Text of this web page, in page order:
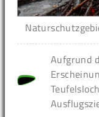
Aufgrund